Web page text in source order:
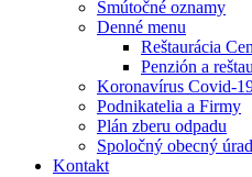
Smútočné oznamy
Denné menu
Reštaurácia
Penzión a
Koronavírus Covid-
Podnikatelia a Firmy
Plán zberu odpadu
Spoločný obecný
Kontakt